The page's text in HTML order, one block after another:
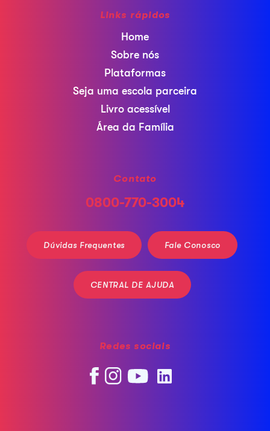
Links rápidos
Home
Sobre nós
Plataformas
Seja uma escola parceira
Livro acessível
Área da Família
Contato
0800-770-3004
Dúvidas Frequentes Fale Conosco
CENTRAL DE AJUDA
Redes sociais